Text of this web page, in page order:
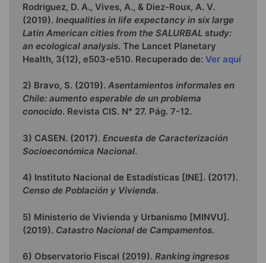
Rodriguez, D. A., Vives, A., & Diez-Roux, A. V.
(2019). Inequalities in life expectancy in six large
Latin American cities from the SALURBAL study:
an ecological analysis. The Lancet Planetary
Health, 3(12), e503-e510. Recuperado de: Ver aquí
2) Bravo, S. (2019). Asentamientos informales en
Chile: aumento esperable de un problema
conocido. Revista CIS. N° 27. Pág. 7-12.
3) CASEN. (2017). Encuesta de Caracterización
Socioeconómica Nacional.
4) Instituto Nacional de Estadísticas [INE]. (2017).
Censo de Población y Vivienda.
5) Ministerio de Vivienda y Urbanismo [MINVU].
(2019). Catastro Nacional de Campamentos.
6) Observatorio Fiscal (2019). Ranking ingresos